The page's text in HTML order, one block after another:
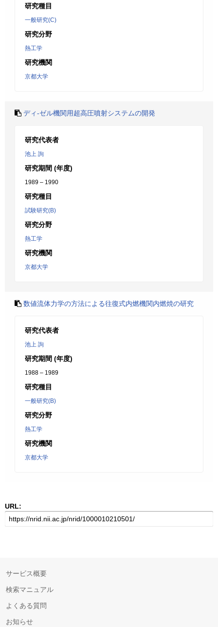
研究種目
一般研究(C)
研究分野
熱工学
研究機関
京都大学
ディ-ゼル機関用超高圧噴射システムの開発
研究代表者
池上 詢
研究期間 (年度)
1989 – 1990
研究種目
試験研究(B)
研究分野
熱工学
研究機関
京都大学
数値流体力学の方法による往復式内燃機関内燃焼の研究
研究代表者
池上 詢
研究期間 (年度)
1988 – 1989
研究種目
一般研究(B)
研究分野
熱工学
研究機関
京都大学
URL:
サービス概要
検索マニュアル
よくある質問
お知らせ